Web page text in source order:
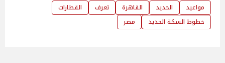
مواعيد الحديد القاهرة تعرف
القطارات
خطوط السكة الحديد
مصر